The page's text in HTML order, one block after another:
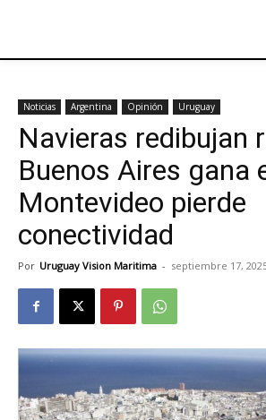
Noticias Argentina Opinión Uruguay
Navieras redibujan
Buenos Aires gana
Montevideo pierde
conectividad
Por Uruguay Vision Maritima - septiembre 17,